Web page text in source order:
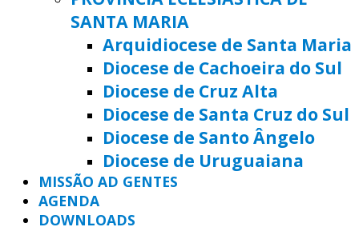
SANTA MARIA
Arquidiocese de Santa Maria
Diocese de Cachoeira do Sul
Diocese de Cruz Alta
Diocese de Santa Cruz do Sul
Diocese de Santo Ângelo
Diocese de Uruguaiana
MISSÃO AD GENTES
AGENDA
DOWNLOADS